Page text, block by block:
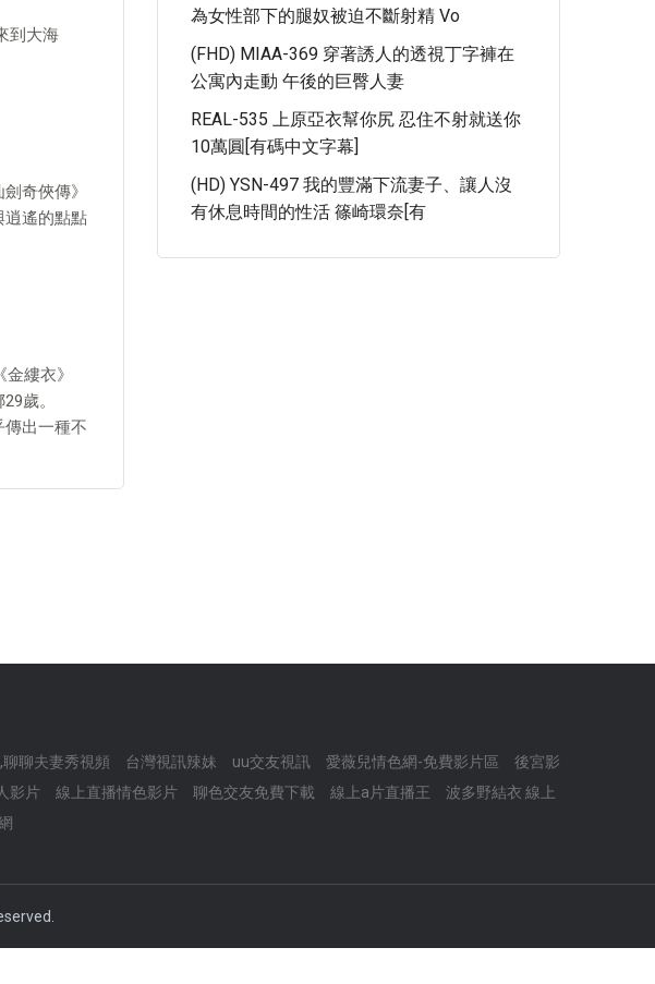
到大海
奇俠傳》
逍遙的點點
縷衣》
歲。
出一種不
為女性部下的腿奴被迫不斷射精 Vo
(FHD) MIAA-369 穿著誘人的透視丁字褲在
公寓內走動 午後的巨臀人妻
REAL-535 上原亞衣幫你尻 忍住不射就送你
10萬圓[有碼中文字幕]
(HD) YSN-497 我的豐滿下流妻子、讓人沒
有休息時間的性活 篠崎環奈[有
聊夫妻秀視頻 台灣視訊辣妹 uu交友視訊 愛薇兒情色網-免費影片區
後宮影
影片 線上直播情色影片 聊色交友免費下載 線上a片直播王
波多野結衣 線上